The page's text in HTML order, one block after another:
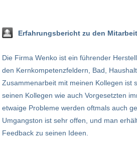
Erfahrungsbericht zu den
Die Firma Wenko ist ein führender
den Kernkompetenzfeldern, Bad,
Zusammenarbeit mit meinen Kollegen ist
seinen Kollegen wie auch Vorgesetzten
etwaige Probleme werden oftmals auch
Umgangston ist sehr offen, und man
Feedback zu seinen Ideen.